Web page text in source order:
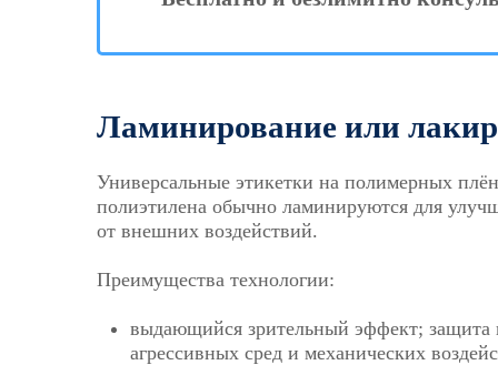
Ламинирование или
Универсальные этикетки на полимерных
полиэтилена обычно ламинируются для
от внешних воздействий.
Преимущества технологии:
выдающийся зрительный эффект; защита
агрессивных сред и механических